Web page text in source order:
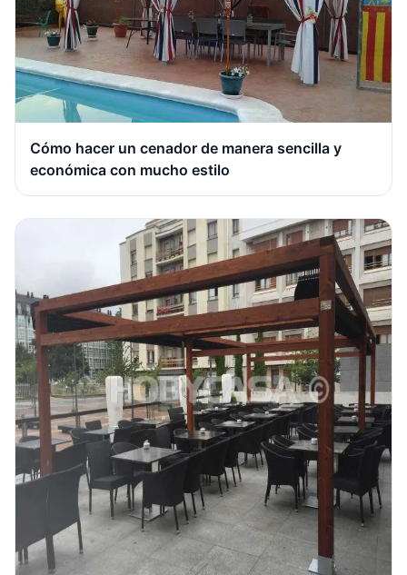
Cómo hacer un cenador de manera sencilla y
económica con mucho estilo